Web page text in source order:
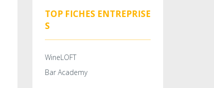
TOP FICHES ENTREPRISE
S
WineLOFT
Bar Academy